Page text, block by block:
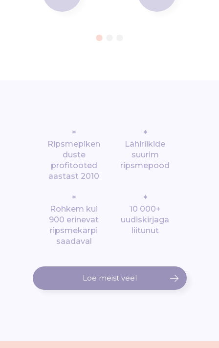
*
Ripsmepiken
duste
profitooted
aastast 2010
*
Lähiriikide
suurim
ripsmepood
*
Rohkem kui
900 erinevat
ripsmekarpi
saadaval
*
10 000+
uudiskirjaga
liitunut
Loe meist veel